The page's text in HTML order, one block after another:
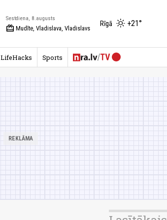
Sestdiena, 8.augusts
redeem Mudīte, Vladislava, Vladislavs
Rīgā +21°
LifeHacks Sports